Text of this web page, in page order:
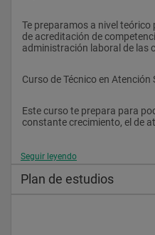
Te preparamos a nivel
de acreditación de
administración laboral de las
Curso de Técnico en Atención
Este curso te prepara para
constante crecimiento, el de
Podrás ejercer tu labor
psíquicos o sensoriales, en
Seguir leyendo
Plan de estudios